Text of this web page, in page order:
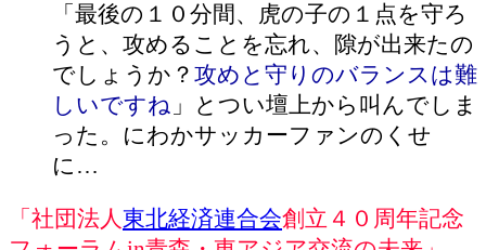
「最後の１０分間、虎の子の１点を守ろ
うと、攻めることを忘れ、隙が出来たの
でしょうか？ 攻めと守りのバランスは難
しいですね 」とつい壇上から叫んでしま
った。にわかサッカーファンのくせ
に…
「社団法人東北経済連合会創立４０周年記念